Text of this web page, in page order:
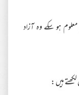
ہو سکے وہ آزاد
لکھتے ہیں :